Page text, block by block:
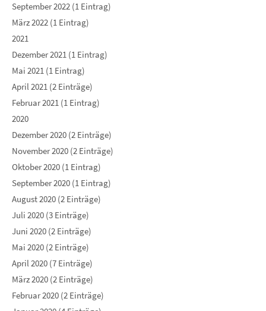
September 2022 (1 Eintrag)
März 2022 (1 Eintrag)
2021
Dezember 2021 (1 Eintrag)
Mai 2021 (1 Eintrag)
April 2021 (2 Einträge)
Februar 2021 (1 Eintrag)
2020
Dezember 2020 (2 Einträge)
November 2020 (2 Einträge)
Oktober 2020 (1 Eintrag)
September 2020 (1 Eintrag)
August 2020 (2 Einträge)
Juli 2020 (3 Einträge)
Juni 2020 (2 Einträge)
Mai 2020 (2 Einträge)
April 2020 (7 Einträge)
März 2020 (2 Einträge)
Februar 2020 (2 Einträge)